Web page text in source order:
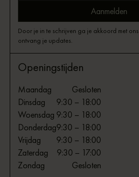
Door je in te schrijven ga je akkoord met ons
ontvang je updates.
Openingstijden
Maandag
Gesloten
Dinsdag
9:30 – 18:00
Woensdag 9:30 – 18:00
Donderdag9:30 – 18:00
Vrijdag
9:30 – 18:00
Zaterdag
9:30 – 17:00
Zondag
Gesloten